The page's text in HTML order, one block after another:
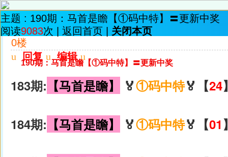
主题 : 190期：马首是瞻【①码中特】〓更新中奖
阅读9083次 | 返回首页
关闭本页
0楼
u
回复 u 编辑 u
190期：马首是瞻【①码中特】〓更新中奖
183期: 【马首是瞻】 🏅①码中特🏅【24
184期: 【马首是瞻】 🏅①码中特🏅【01